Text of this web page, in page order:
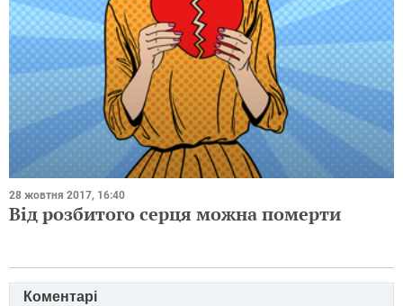
28 жовтня 2017, 16:40
Від розбитого серця можна померти
Коментарі